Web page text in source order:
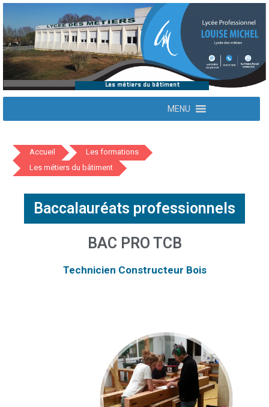
Les métiers du bâtiment
MENU
Accueil
Les formations
Les métiers du bâtiment
Baccalauréats professionnels
BAC PRO TCB
Technicien Constructeur Bois